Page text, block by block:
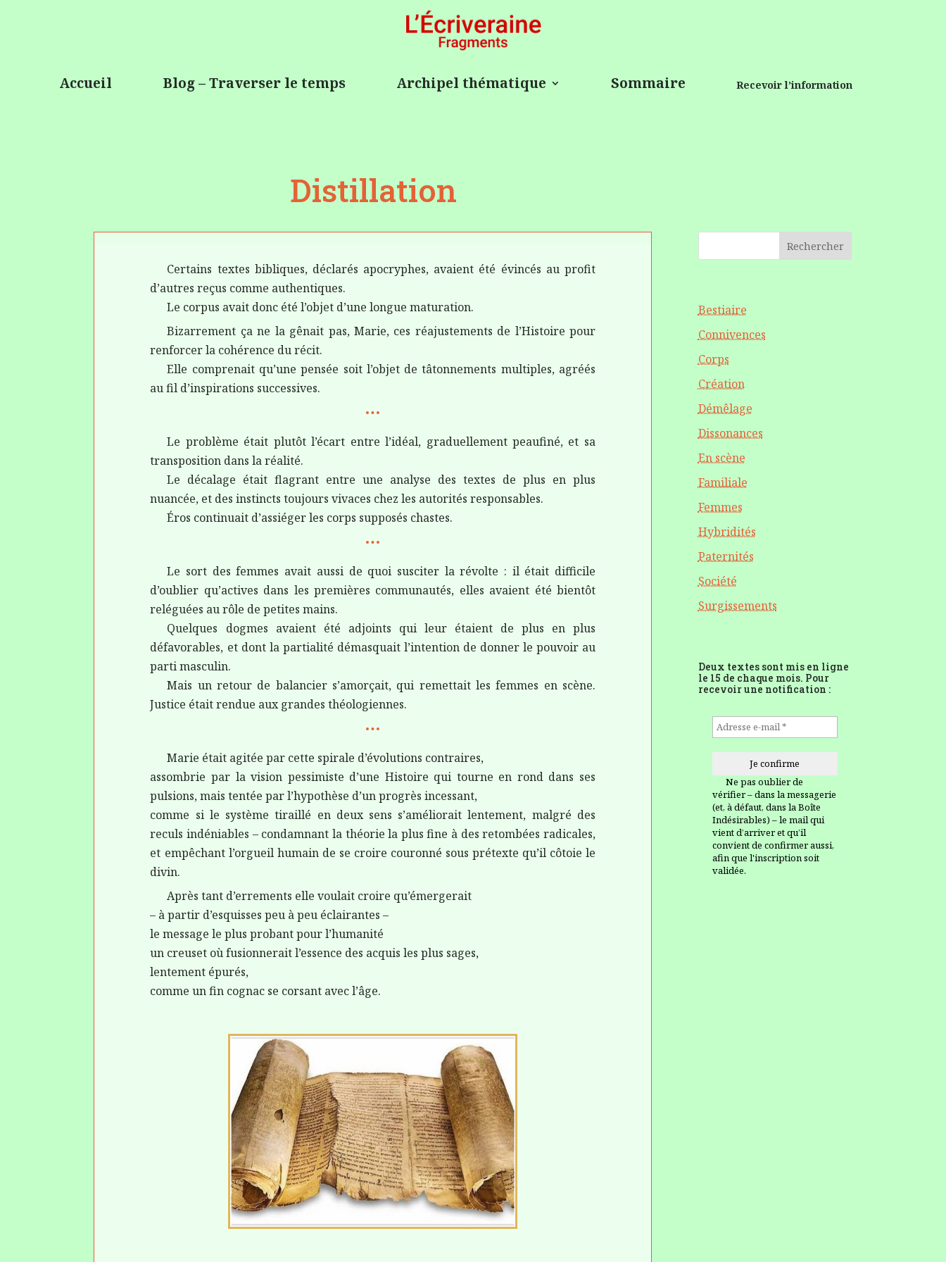
Accueil Blog – Traverser le temps Archipel thématique Sommaire Recevoir l’information
Distillation
Certains textes bibliques, déclarés apocryphes, avaient été évincés au profit
d’autres reçus comme authentiques.
Le corpus avait donc été l’objet d’une longue maturation.
Bizarrement ça ne la gênait pas, Marie, ces réajustements de l’Histoire pour
renforcer la cohérence du récit.
Elle comprenait qu’une pensée soit l’objet de tâtonnements multiples, agréés
au fil d’inspirations successives.
Le problème était plutôt l’écart entre l’idéal, graduellement peaufiné, et sa
transposition dans la réalité.
Le décalage était flagrant entre une analyse des textes de plus en plus
nuancée, et des instincts toujours vivaces chez les autorités responsables.
Éros continuait d’assiéger les corps supposés chastes.
Le sort des femmes avait aussi de quoi susciter la révolte : il était difficile
d’oublier qu’actives dans les premières communautés, elles avaient été bientôt
reléguées au rôle de petites mains.
Quelques dogmes avaient été adjoints qui leur étaient de plus en plus
défavorables, et dont la partialité démasquait l’intention de donner le pouvoir au
parti masculin.
Mais un retour de balancier s’amorçait, qui remettait les femmes en scène.
Justice était rendue aux grandes théologiennes.
Marie était agitée par cette spirale d’évolutions contraires,
assombrie par la vision pessimiste d’une Histoire qui tourne en rond dans ses
pulsions, mais tentée par l’hypothèse d’un progrès incessant,
comme si le système tiraillé en deux sens s’améliorait lentement, malgré des
reculs indéniables – condamnant la théorie la plus fine à des retombées radicales,
et empêchant l’orgueil humain de se croire couronné sous prétexte qu’il côtoie le
divin.
Après tant d’errements elle voulait croire qu’émergerait
– à partir d’esquisses peu à peu éclairantes –
le message le plus probant pour l’humanité
un creuset où fusionnerait l’essence des acquis les plus sages,
lentement épurés,
comme un fin cognac se corsant avec l’âge.
Rechercher
Bestiaire
Connivences
Corps
Création
Démêlage
Dissonances
En scène
Familiale
Femmes
Hybridités
Paternités
Société
Surgissements
Deux textes sont mis en ligne
le 15 de chaque mois. Pour
recevoir une notification :
Ne pas oublier de
vérifier – dans la messagerie
(et, à défaut, dans la Boîte
Indésirables) – le mail qui
vient d’arriver et qu’il
convient de confirmer aussi,
afin que l'inscription soit
validée.